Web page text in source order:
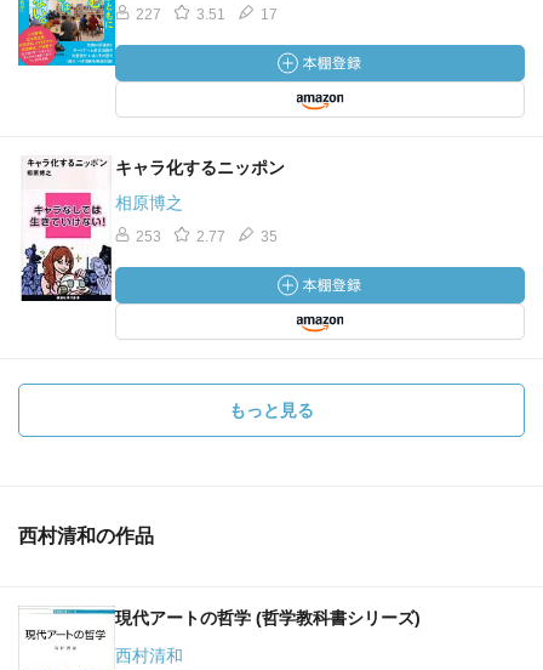
227 3.51 17
キャラ化するニッポン
相原博之
253 2.77 35
もっと見る
西村清和の作品
現代アートの哲学 (哲学教科書シリーズ)
西村清和